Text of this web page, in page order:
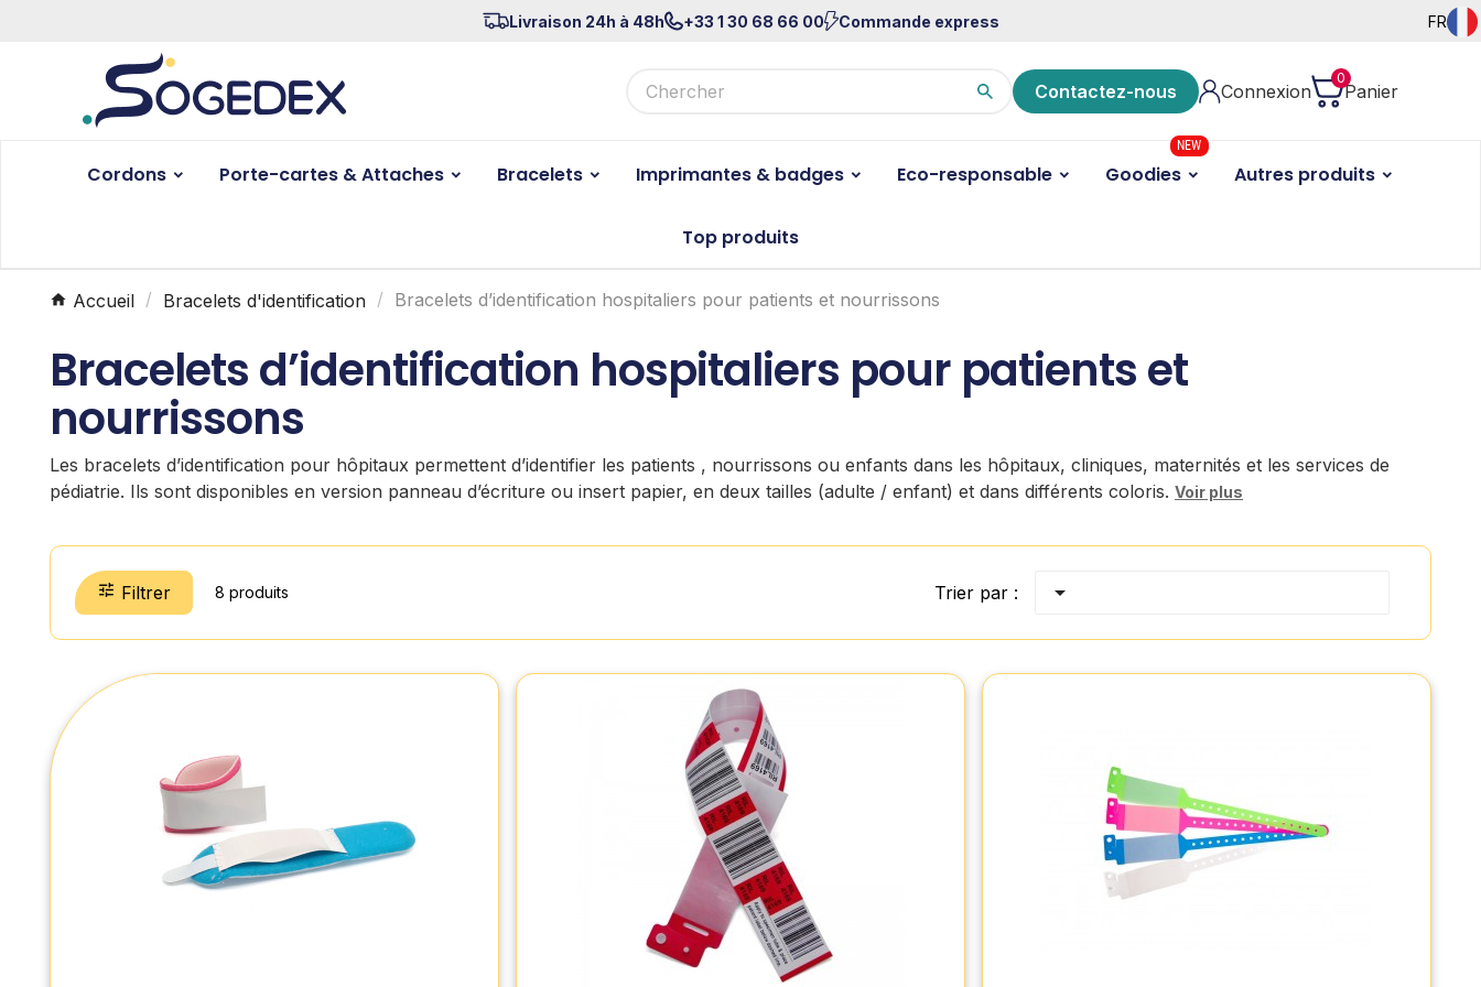
Livraison 24h à 48h +33 1 30 68 66 00 Commande express FR
Contactez-nous Connexion
0
Panier
Cordons Porte-cartes & Attaches Bracelets Imprimantes & badges Eco-responsable Goodies
NEW
Autres produits
Top produits
Accueil Bracelets d'identification Bracelets d’identification hospitaliers pour patients et nourrissons
Bracelets d’identification hospitaliers pour patients et
nourrissons
Les bracelets d’identification pour hôpitaux permettent d’identifier les patients , nourrissons ou enfants dans les hôpitaux, cliniques, maternités et les services de
pédiatrie. Ils sont disponibles en version panneau d’écriture ou insert papier, en deux tailles (adulte / enfant) et dans différents coloris. Voir plus
 Filtrer 8 produits Trier par : 
Bracelet médical pour nourrissons, conçu pour
l’identification sécurisée et confortable en maternité et
néonatalogie, avec velcro doux et étiquette protégée.
Bracelet d'identification sous X Hôpital (lot
Le bracelet hôpital sous X assure l'identification rapide
et sécurisée des patients sans papiers, grâce à des
étiquettes à codes-barres et un fermoir anti-échange.
pour enfant (lot de 100)
🔥 DÉSTOCKAGE : 7,12 € HTau lieu de9,80 €
valable sur les coloris porteurs de l'offre "Promo"
(Jusqu'à épuisement du stock)